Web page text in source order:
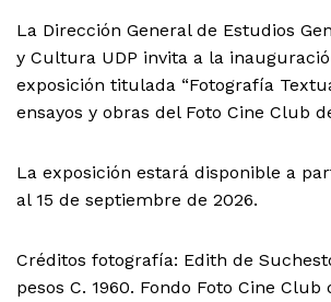
La Dirección General de Estudios
y Cultura UDP invita a la
exposición titulada “Fotografía
ensayos y obras del Foto Cine Club
La exposición estará disponible a
al 15 de septiembre de 2026.
Créditos fotografía: Edith de
pesos C. 1960. Fondo Foto Cine Club